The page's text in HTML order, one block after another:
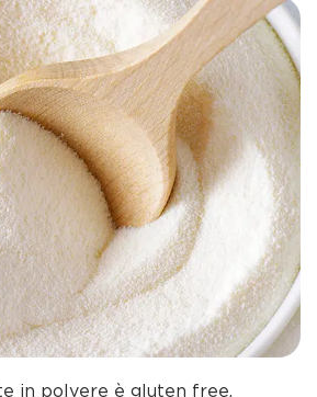
in polvere è gluten free.